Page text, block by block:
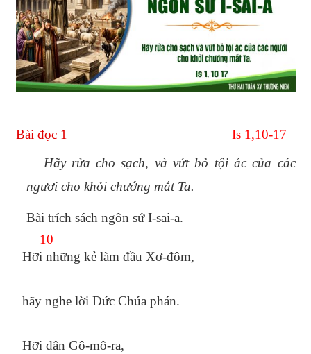
Bài đọc 1
Is 1,10-17
Hãy rửa cho sạch, và vứt bỏ tội ác của các
ngươi cho khỏi chướng mắt Ta.
Bài trích sách ngôn sứ I-sai-a.
10
Hỡi những kẻ làm đầu Xơ-đôm,
hãy nghe lời Đức Chúa phán.
Hỡi dân Gô-mô-ra,